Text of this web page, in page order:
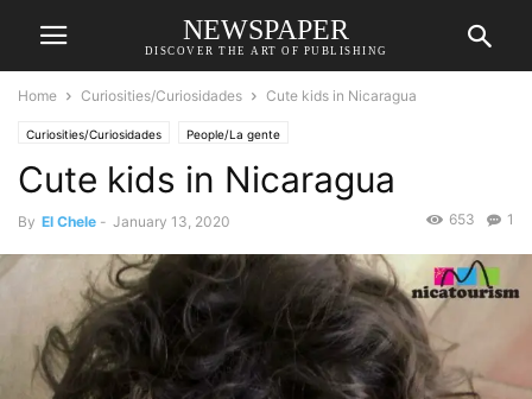
NEWSPAPER
DISCOVER THE ART OF PUBLISHING
Home Curiosities/Curiosidades Cute kids in Nicaragua
Curiosities/Curiosidades People/La gente
Cute kids in Nicaragua
By El Chele - January 13, 2020 1
653